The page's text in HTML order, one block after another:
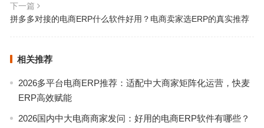
下一篇
拼多多对接的电商ERP什么软件好用？电商卖家选ERP的真实推荐
相关推荐
2026多平台电商ERP推荐：适配中大商家矩阵化运营，快麦
ERP高效赋能
2026国内中大电商商家发问：好用的电商ERP软件有哪些？